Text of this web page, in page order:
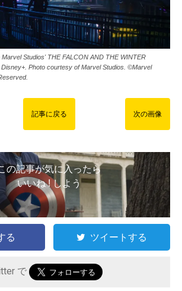
Studios' THE FALCON AND THE WINTER
Photo courtesy of Marvel Studios. ©Marvel
記事に戻る 次の画像
の記事が気に入ったら
いいね ! しよう
る ツイートする
で